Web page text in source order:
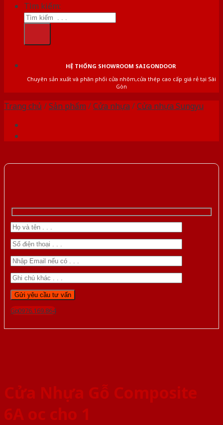
Tìm kiếm:
HỆ THỐNG SHOWROOM SAIGONDOOR
Chuyên sản xuất và phân phối cửa nhôm,cửa thép cao cấp giá rẻ tại Sài
Gòn
Trang chủ /Sản phẩm /Cửa nhựa /Cửa nhựa Sungyu
Gọi 0976.169.864
Cửa Nhựa Gỗ Composite
6A oc cho 1